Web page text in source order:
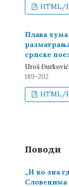
HTML/
Плава
српске
Uroš Đurković
189-202
HTML/
Поводи
„И ко зна
Словенима